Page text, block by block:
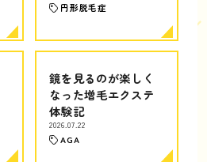
円形脱毛症
鏡を見るのが楽しく
なった増毛エクステ
体験記
2026.07.22
AGA